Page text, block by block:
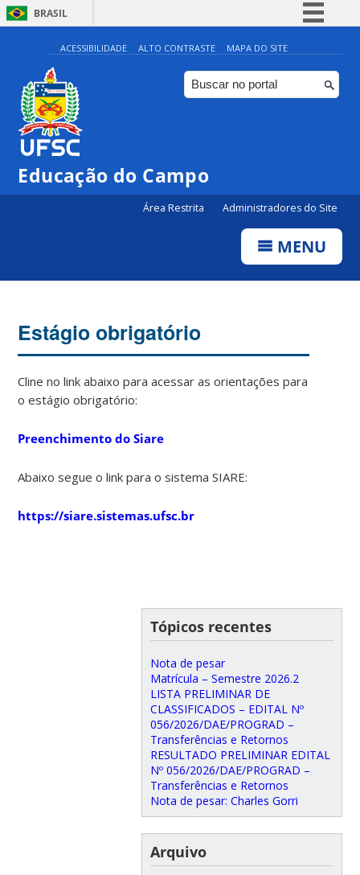
BRASIL
Simplifique!
Comunica BR
Participe
ACESSIBILIDADE ALTO CONTRASTE MAPA DO SITE
Educação do Campo
Área Restrita Administradores do Site
MENU
Estágio obrigatório
Cline no link abaixo para acessar as orientações para
o estágio obrigatório:
Preenchimento do Siare
Abaixo segue o link para o sistema SIARE:
https://siare.sistemas.ufsc.br
Tópicos recentes
Nota de pesar
Matrícula – Semestre 2026.2
LISTA PRELIMINAR DE
CLASSIFICADOS – EDITAL Nº
056/2026/DAE/PROGRAD –
Transferências e Retornos
RESULTADO PRELIMINAR EDITAL
Nº 056/2026/DAE/PROGRAD –
Transferências e Retornos
Nota de pesar: Charles Gorri
Arquivo